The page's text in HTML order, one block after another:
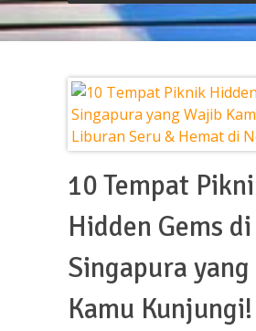
10 Tempat
Hidden Gems di
Singapura
Kamu Kunjungi!